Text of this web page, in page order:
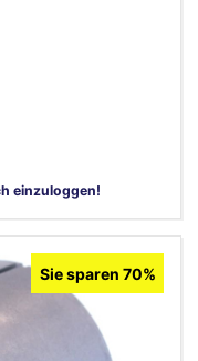
einzuloggen!
Sie sparen 70%